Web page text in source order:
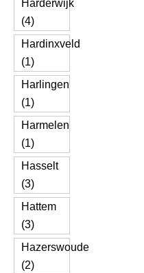
Harderwijk
(4)
Hardinxveld
(1)
Harlingen
(1)
Harmelen
(1)
Hasselt
(3)
Hattem
(3)
Hazerswoude
(2)